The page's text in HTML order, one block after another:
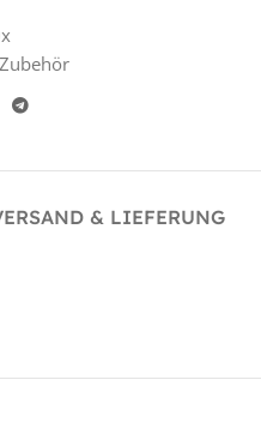
& LIEFERUNG